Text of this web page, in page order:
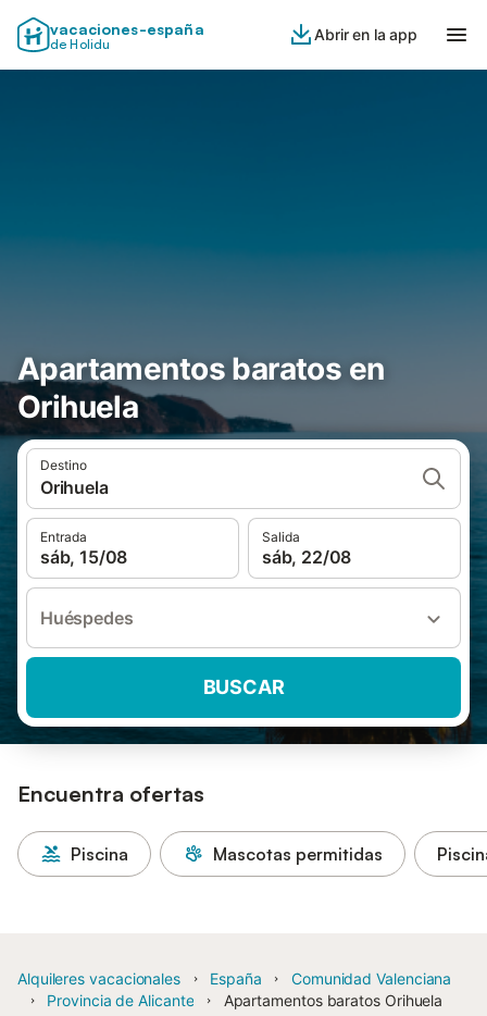
vacaciones-españa
de Holidu
Abrir en la app
Apartamentos baratos en
Orihuela
Destino
Orihuela
Entrada
sáb, 15/08
Salida
sáb, 22/08
Huéspedes
BUSCAR
Encuentra ofertas
Piscina Mascotas permitidas
Alquileres vacacionales España
Comunidad Valenciana
Provincia de Alicante
Apartamentos baratos Orihuela